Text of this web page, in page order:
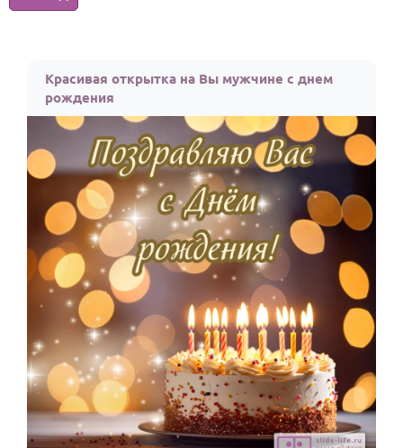
КОМУ
Женщине
Мужчине
Маме
Папе
Детям
Все родственники
ПЕРСОНАЛЬНЫЕ
Пожелания
По именам
По годам
Красивая открытка на Вы мужчине с днем
рождения